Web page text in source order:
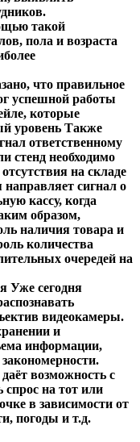
такой
пола и возраста
что правильное
успешной работы
которые
уровень Также
ответственному
стенд необходимо
на складе
направляет сигнал о
кассу, когда
образом,
наличия товара и
количества
очередей на
Уже сегодня
видеокамеры.
и
информации,
возможность с
спрос на тот или
в зависимости от
погоды и т.д.